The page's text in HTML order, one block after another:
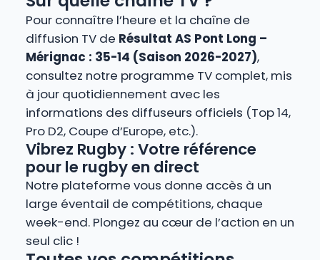
Pour connaître l’heure et la chaîne de
diffusion TV de Résultat AS Pont Long –
Mérignac : 35-14 (Saison 2026-2027),
consultez notre programme TV complet, mis
à jour quotidiennement avec les
informations des diffuseurs officiels (Top 14,
Pro D2, Coupe d’Europe, etc.).
Vibrez Rugby : Votre référence
pour le rugby en direct
Notre plateforme vous donne accès à un
large éventail de compétitions, chaque
week-end. Plongez au cœur de l’action en un
seul clic !